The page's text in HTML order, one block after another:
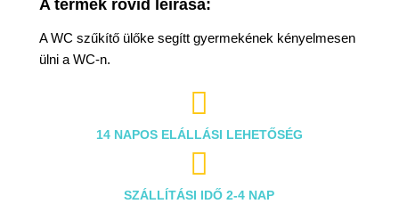
A WC szűkítő ülőke segítt gyermekének kényelmesen
ülni a WC-n.

14 NAPOS ELÁLLÁSI LEHETŐSÉG

SZÁLLÍTÁSI IDŐ 2-4 NAP